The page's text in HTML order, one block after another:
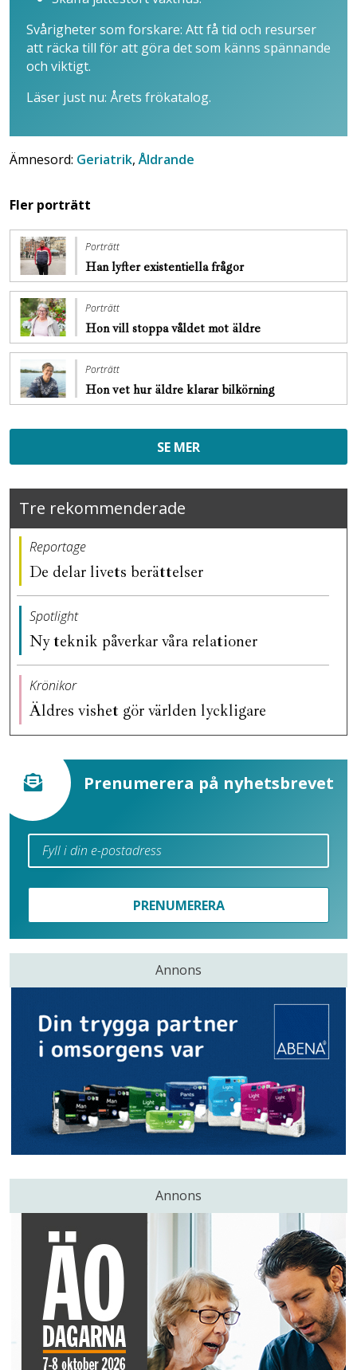
Svårigheter som forskare: Att få tid och resurser
att räcka till för att göra det som känns spännande
och viktigt.
Läser just nu: Årets frökatalog.
Ämnesord: Geriatrik,Åldrande
Fler porträtt
Porträtt
Han lyfter existentiella frågor
Porträtt
Hon vill stoppa ­våldet mot äldre
Porträtt
Hon vet hur äldre klarar bilkörning
SE MER
Tre rekommenderade
Reportage
De delar livets berättelser
Spotlight
Ny teknik påverkar våra relationer
Krönikor
Äldres vishet gör världen lyckligare
Prenumerera på nyhetsbrevet
PRENUMERERA
Annons
Annons